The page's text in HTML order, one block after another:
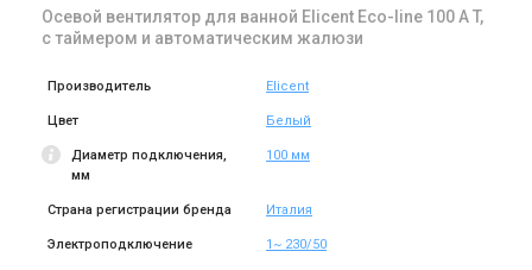
Купить Купить
Италия
Вентилятор для ванной
Осевой вентилятор для ванной Elicent Eco-line 100 A T,
с таймером и автоматическим жалюзи
Производитель Elicent
Цвет Белый
Диаметр подключения,
мм
100 мм
Страна регистрации бренда Италия
Электроподключение 1~ 230/50